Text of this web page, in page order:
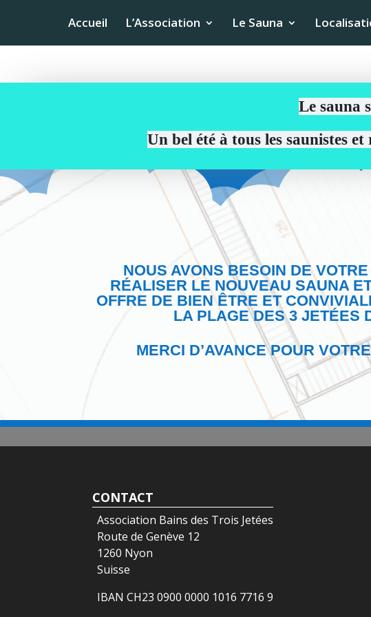
Le sauna
Un bel été à tous les saunistes
Accueil L’Association Le Sauna
NOUS AVONS BESOIN DE
RÉALISER LE NOUVEAU SAUNA
OFFRE DE BIEN ÊTRE ET
LA PLAGE DES 3 JETÉES
MERCI D’AVANCE POUR
CONTACT
Association Bains des Trois Jetées
Route de Genève 12
1260 Nyon
Suisse
IBAN CH23 0900 0000 1016 7716 9